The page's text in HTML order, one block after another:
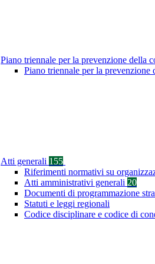
Piano triennale per la prevenzione della
Piano triennale per la
Atti generali 155
Riferimenti normativi su
Atti amministrativi generali 20
Documenti di programmazione
Statuti e leggi regionali
Codice disciplinare e codice di